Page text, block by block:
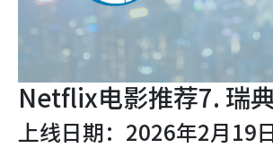
Netflix电影推荐7. 瑞
上线日期：2026年2月19